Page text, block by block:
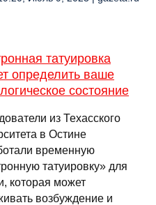
татуировка
определить ваше
состояние
из Техасского
в Остине
временную
татуировку» для
которая может
возбуждение и